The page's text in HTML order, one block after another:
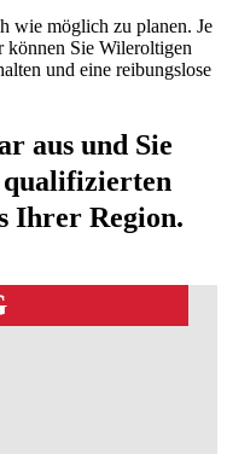
wie möglich zu planen. Je
können Sie Wileroltigen
und eine reibungslose
aus und Sie
qualifizierten
Ihrer Region.